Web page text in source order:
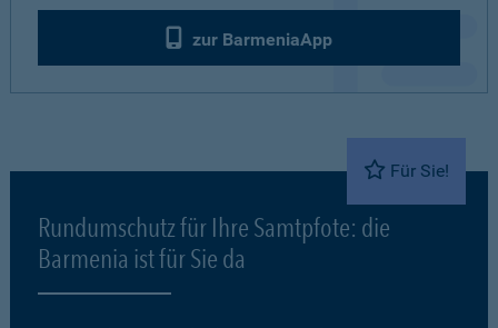
zur BarmeniaApp
Für Sie!
Rundumschutz für Ihre Samtpfote: die
Barmenia ist für Sie da